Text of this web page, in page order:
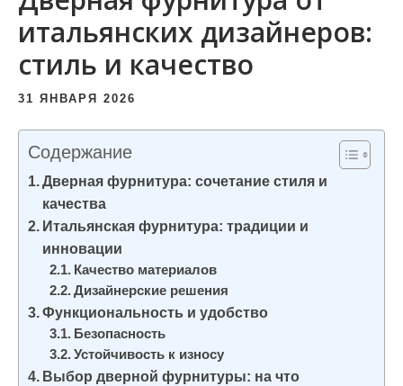
итальянских дизайнеров:
стиль и качество
31 ЯНВАРЯ 2026
Содержание
Дверная фурнитура: сочетание стиля и
качества
Итальянская фурнитура: традиции и
инновации
Качество материалов
Дизайнерские решения
Функциональность и удобство
Безопасность
Устойчивость к износу
Выбор дверной фурнитуры: на что